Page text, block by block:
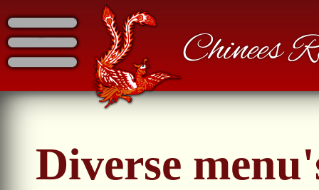
Chinees
Diverse